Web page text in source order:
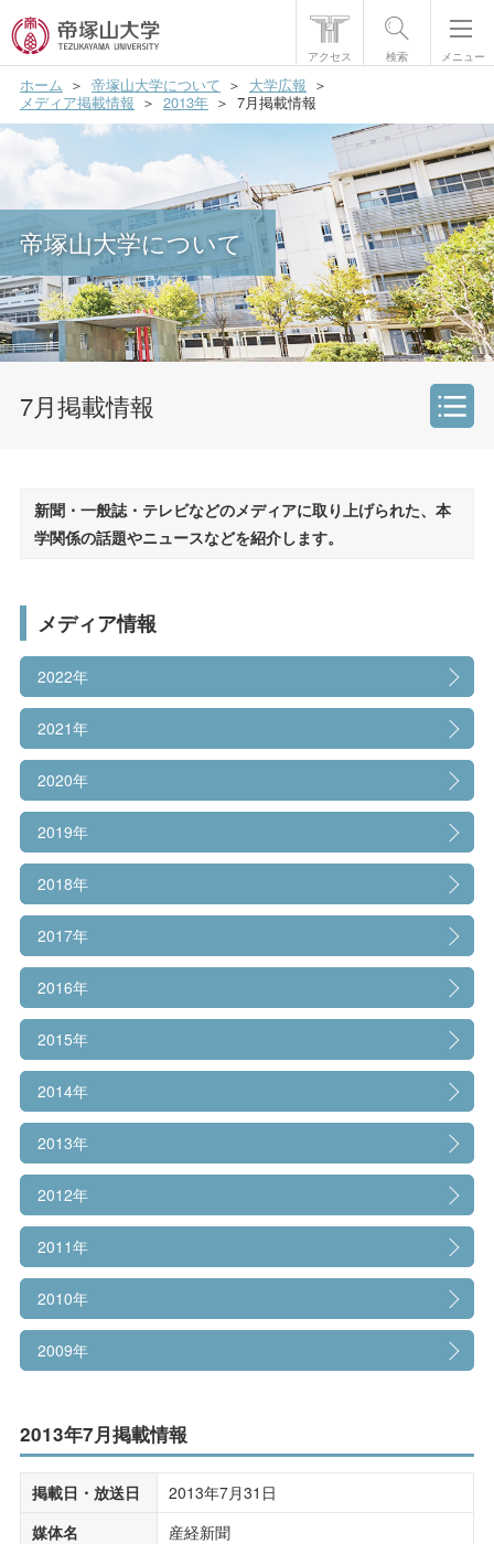
アクセス 検索 メニュー
帝塚山大学について
学部・大学院
国際交流
研究・社会貢献
就職・資格
入試情報
一般の方へ
ホーム 帝塚山大学について
大学広報
メディア掲載情報
2013年 7月掲載情報
帝塚山大学について
7月掲載情報
設立理念・教育理念
学長挨拶
学園章・校章/シンボルマーク/校歌
人材育成目的・3つのポリシー
組織図
学則
教員紹介
キャンパス紹介
教育への取り組み
情報公開
大学広報
新聞・一般誌・テレビなどのメディアに取り上げられた、本
学関係の話題やニュースなどを紹介します。
メディア情報
2022年
2021年
2020年
2019年
2018年
2017年
2016年
2015年
2014年
2013年
2012年
2011年
2010年
2009年
2013年7月掲載情報
掲載日・放送日
2013年7月31日
媒体名
産経新聞